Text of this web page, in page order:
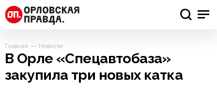
Главная Новости
В Орле «Спецавтобаза»
закупила три новых катка